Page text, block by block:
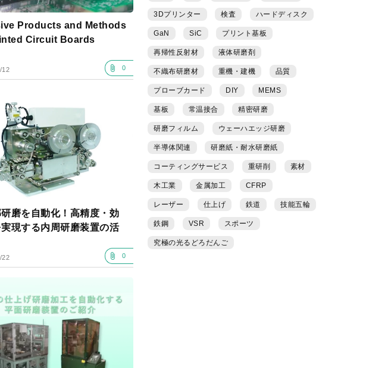
Products and Methods
Circuit Boards
12 0
磨を自動化！高精度・効
現する内周研磨装置の活
22 0
3Dプリンター 検査 ハードディスク
GaN SiC プリント基板
再帰性反射材 液体研磨剤
不織布研磨材 重機・建機 品質
プローブカード DIY MEMS
基板 常温接合 精密研磨
研磨フィルム ウェーハエッジ研磨
半導体関連 研磨紙・耐水研磨紙
コーティングサービス 重研削 素材
木工業 金属加工 CFRP
レーザー 仕上げ 鉄道 技能五輪
鉄鋼 VSR スポーツ
究極の光るどろだんご